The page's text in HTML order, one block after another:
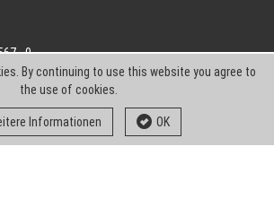
- 0
- 239
By continuing to use this website you agree to
the use of cookies.
Informationen OK